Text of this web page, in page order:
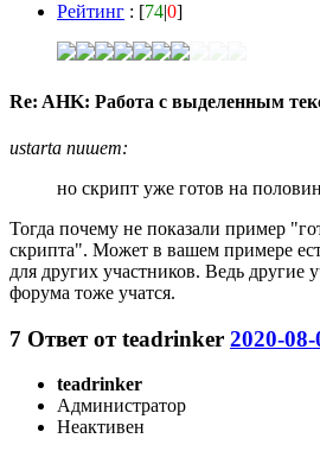
Рейтинг : [74|0]
Re: AHK: Работа с выделенным
ustarta пишет:
но скрипт уже готов на
Тогда почему не показали пример
скрипта". Может в вашем примере
для других участников. Ведь другие
форума тоже учатся.
7 Ответ отteadrinker 2020-
teadrinker
Администратор
Неактивен